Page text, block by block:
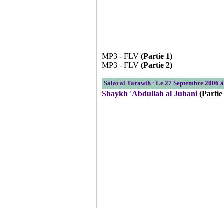
MP3 - FLV (Partie 1)
MP3 - FLV (Partie 2)
Salat al Tarawih : Le 27 Septembre 2006
Shaykh 'Abdullah al Juhani (Partie